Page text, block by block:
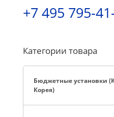
+7 495 795-
Категории товара
Бюджетные установки
Корея)